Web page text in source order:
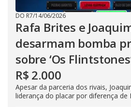
DO R7/14/06/2026
Rafa Brites e
desarmam bomba
sobre ‘Os
R$ 2.000
Apesar da parceria dos rivais,
liderança do placar por diferença de